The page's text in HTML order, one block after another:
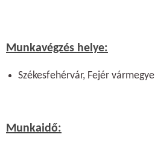
Munkavégzés helye:
Székesfehérvár, Fejér vármegye
Munkaidő: